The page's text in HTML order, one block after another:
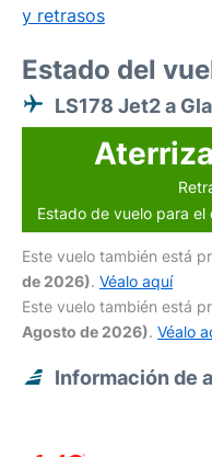
y retrasos
Estado del
LS178 Jet2 a
Estado de vuelo para
Este vuelo también está
de 2026). Véalo aquí
Este vuelo también está
Agosto de 2026). Véalo
Información de